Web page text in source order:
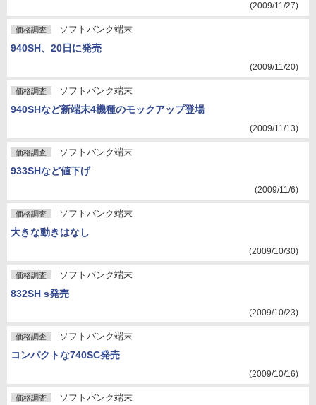
(2009/11/27)
価格調査 ソフトバンク端末
940SH、20日に発売
(2009/11/20)
価格調査 ソフトバンク端末
940SHなど新端末4機種のモックアップ登場
(2009/11/13)
価格調査 ソフトバンク端末
933SHなど値下げ
(2009/11/6)
価格調査 ソフトバンク端末
大きな動きはなし
(2009/10/30)
価格調査 ソフトバンク端末
832SH s発売
(2009/10/23)
価格調査 ソフトバンク端末
コンパクトな740SC発売
(2009/10/16)
価格調査 ソフトバンク端末